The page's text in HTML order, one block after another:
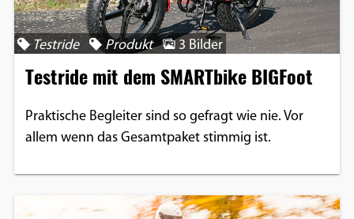
Testride Produkt 3 Bilder
Testride mit dem SMARTbike BIGFoot
Praktische Begleiter sind so gefragt wie nie. Vor
allem wenn das Gesamtpaket stimmig ist.
Google Maps
Anbieter: